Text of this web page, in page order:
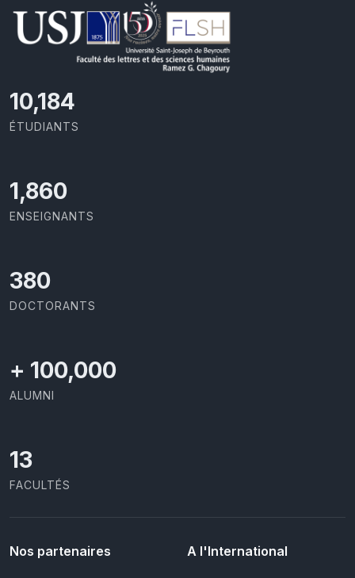
10,493
ÉTUDIANTS
1,917
ENSEIGNANTS
391
DOCTORANTS
+ 100,000
ALUMNI
13
FACULTÉS
Nos partenaires A l'International